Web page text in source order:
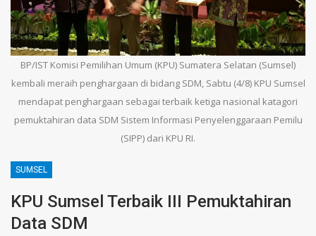
BP/IST Komisi Pemilihan Umum (KPU) Sumatera Selatan (Sumsel)
kembali meraih penghargaan di bidang SDM, Sabtu (4/8) KPU Sumsel
mendapat penghargaan sebagai terbaik ketiga nasional katagori
pemuktahiran data SDM Sistem Informasi Penyelenggaraan Pemilu
(SIPP) dari KPU RI.
SUMSEL
KPU Sumsel Terbaik III Pemuktahiran
Data SDM